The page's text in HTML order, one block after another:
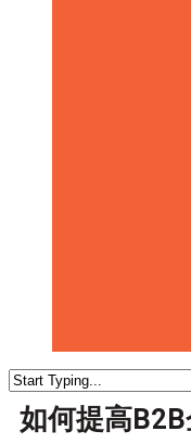
如何提高